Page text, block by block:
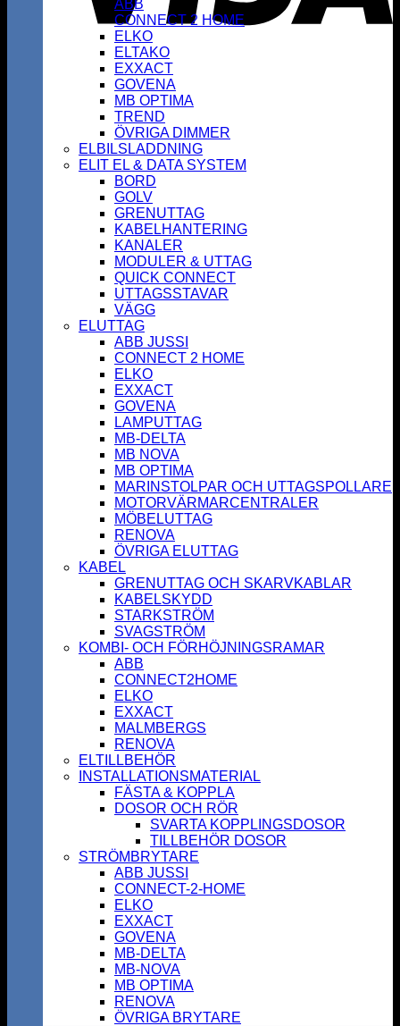
ABB
CONNECT 2 HOME
ELKO
ELTAKO
EXXACT
GOVENA
MB OPTIMA
TREND
ÖVRIGA DIMMER
ELBILSLADDNING
ELIT EL & DATA SYSTEM
BORD
GOLV
GRENUTTAG
KABELHANTERING
KANALER
MODULER & UTTAG
QUICK CONNECT
UTTAGSSTAVAR
VÄGG
ELUTTAG
ABB JUSSI
CONNECT 2 HOME
ELKO
EXXACT
GOVENA
LAMPUTTAG
MB-DELTA
MB NOVA
MB OPTIMA
MARINSTOLPAR OCH UTTAGSPOLLARE
MOTORVÄRMARCENTRALER
MÖBELUTTAG
RENOVA
ÖVRIGA ELUTTAG
KABEL
GRENUTTAG OCH SKARVKABLAR
KABELSKYDD
STARKSTRÖM
SVAGSTRÖM
KOMBI- OCH FÖRHÖJNINGSRAMAR
ABB
CONNECT2HOME
ELKO
EXXACT
MALMBERGS
RENOVA
ELTILLBEHÖR
INSTALLATIONSMATERIAL
FÄSTA & KOPPLA
DOSOR OCH RÖR
SVARTA KOPPLINGSDOSOR
TILLBEHÖR DOSOR
STRÖMBRYTARE
ABB JUSSI
CONNECT-2-HOME
ELKO
EXXACT
GOVENA
MB-DELTA
MB-NOVA
MB OPTIMA
RENOVA
ÖVRIGA BRYTARE